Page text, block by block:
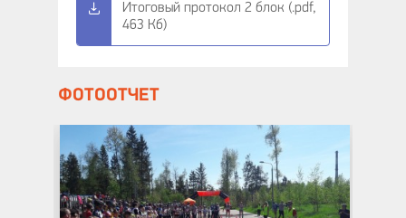
Итоговый протокол 2 блок (.pdf,
463 Кб)
ФОТООТЧЕТ